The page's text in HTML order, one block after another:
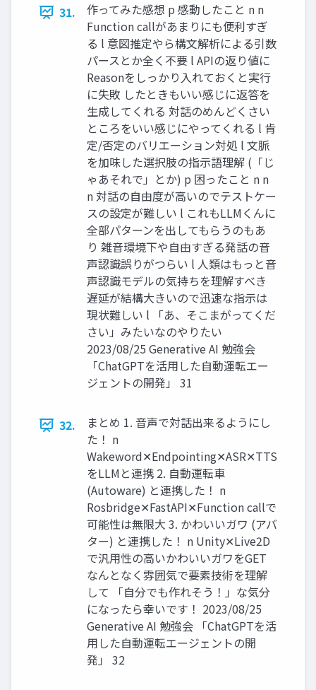
31.
作ってみた感想 p 感動したこと n n
Function callがあまりにも便利すぎ
る l 意図推定やら構文解析による引数
パースとか全く不要 l APIの返り値に
Reasonをしっかり入れておくと実行
に失敗 したときもいい感じに返答を
生成してくれる 対話のめんどくさい
ところをいい感じにやってくれる l 肯
定/否定のバリエーション対処 l 文脈
を加味した選択肢の指示語理解 (「じ
ゃあそれで」とか) p 困ったこと n n
n 対話の自由度が高いのでテストケー
スの設定が難しい l これもLLMくんに
全部パターンを出してもらうのもあ
り 雑音環境下や自由すぎる発話の音
声認識誤りがつらい l 人類はもっと音
声認識モデルの気持ちを理解すべき
遅延が結構大きいので迅速な指示は
現状難しい l 「あ、そこまがってくだ
さい」みたいなのやりたい
2023/08/25 Generative AI 勉強会
「ChatGPTを活用した自動運転エー
ジェントの開発」 31
32.
まとめ 1. 音声で対話出来るようにし
た！ n
Wakeword✕Endpointing✕ASR✕TTS
をLLMと連携 2. 自動運転車
(Autoware) と連携した！ n
Rosbridge✕FastAPI✕Function callで
可能性は無限大 3. かわいいガワ (アバ
ター) と連携した！ n Unity✕Live2D
で汎用性の高いかわいいガワをGET
なんとなく雰囲気で要素技術を理解
して 「自分でも作れそう！」な気分
になったら幸いです！ 2023/08/25
Generative AI 勉強会 「ChatGPTを活
用した自動運転エージェントの開
発」 32